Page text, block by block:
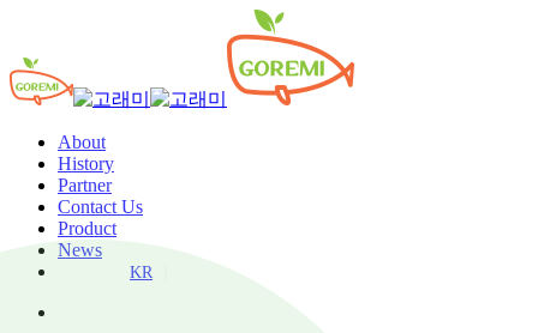
About
History
Partner
Contact Us
Product
News
KR